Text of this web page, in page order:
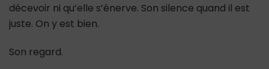
décevoir ni qu’elle s’énerve. Son silence quand il est
juste. On y est bien.
Son regard.